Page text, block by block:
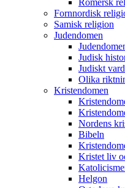
Fornnordisk
Samisk religion
Judendomen
Judisk
Judiskt
Olika
Kristendomen
Nordens
Bibeln
Kristet liv
Helgon